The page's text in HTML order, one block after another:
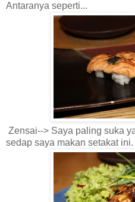
Antaranya seperti...
Zensai--> Saya paling suka
sedap saya makan setakat ini.